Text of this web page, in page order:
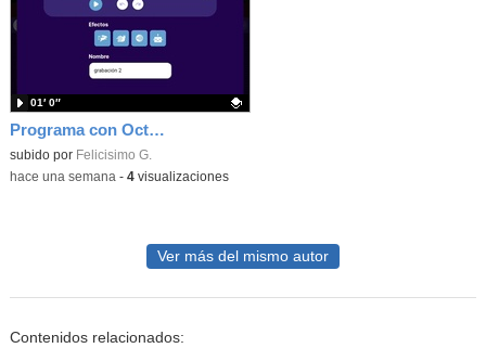
Programa con Octostudio, una animación utilizando la cámara para una foto y audio y texto para comunicar.
Contenido educativo.
subido por Felicisimo G.
01′ 0″
-hace una semana - 4visualizaciones
Ver más del mismo autor
Contenidos relacionados: